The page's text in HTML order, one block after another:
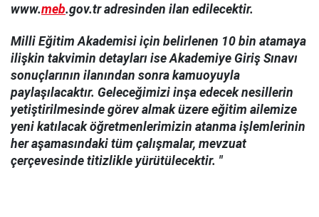
www.meb.gov.tr adresinden ilan edilecektir.
Milli Eğitim Akademisi için belirlenen 10 bin atamaya
ilişkin takvimin detayları ise Akademiye Giriş Sınavı
sonuçlarının ilanından sonra kamuoyuyla
paylaşılacaktır. Geleceğimizi inşa edecek nesillerin
yetiştirilmesinde görev almak üzere eğitim ailemize
yeni katılacak öğretmenlerimizin atanma işlemlerinin
her aşamasındaki tüm çalışmalar, mevzuat
çerçevesinde titizlikle yürütülecektir. "